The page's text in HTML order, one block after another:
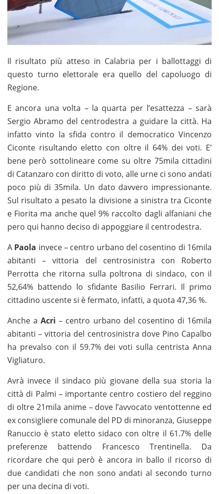
Il risultato più atteso in Calabria per i ballottaggi di
questo turno elettorale era quello del capoluogo di
Regione.
E ancora una volta – la quarta per l’esattezza – sarà
Sergio Abramo del centrodestra a guidare la città. Ha
infatto vinto la sfida contro il democratico Vincenzo
Ciconte risultando eletto con oltre il 64% dei voti. E’
bene però sottolineare come su oltre 75mila cittadini
di Catanzaro con diritto di voto, alle urne ci sono andati
poco più di 35mila. Un dato davvero impressionante.
Sul risultato a pesato la divisione a sinistra tra Ciconte
e Fiorita ma anche quel 9% raccolto dagli alfaniani che
pero qui hanno deciso di appoggiare il centrodestra.
A Paola invece – centro urbano del cosentino di 16mila
abitanti – vittoria del centrosinistra con Roberto
Perrotta che ritorna sulla poltrona di sindaco, con il
52,64% battendo lo sfidante Basilio Ferrari. Il primo
cittadino uscente si è fermato, infatti, a quota 47,36 %.
Anche aAcri – centro urbano del cosentino di 16mila
abitanti – vittoria del centrosinistra dove Pino Capalbo
ha prevalso con il 59.7% dei voti sulla centrista Anna
Vigliaturo.
Avrà invece il sindaco più giovane della sua storia la
città di Palmi – importante centro costiero del reggino
di oltre 21mila anime – dove l’avvocato ventottenne ed
ex consigliere comunale del PD di minoranza, Giuseppe
Ranuccio è stato eletto sidaco con oltre il 61.7% delle
preferenze battendo Francesco Trentinella. Da
ricordare che qui però è ancora in ballo il ricorso di
due candidati che non sono andati al secondo turno
per una decina di voti.